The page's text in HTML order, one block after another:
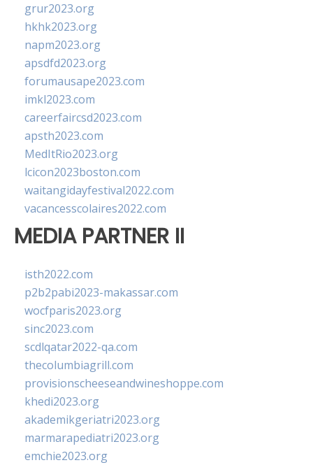
grur2023.org
hkhk2023.org
napm2023.org
apsdfd2023.org
forumausape2023.com
imkl2023.com
careerfaircsd2023.com
apsth2023.com
MedItRio2023.org
lcicon2023boston.com
waitangidayfestival2022.com
vacancesscolaires2022.com
MEDIA PARTNER II
isth2022.com
p2b2pabi2023-makassar.com
wocfparis2023.org
sinc2023.com
scdlqatar2022-qa.com
thecolumbiagrill.com
provisionscheeseandwineshoppe.com
khedi2023.org
akademikgeriatri2023.org
marmarapediatri2023.org
emchie2023.org